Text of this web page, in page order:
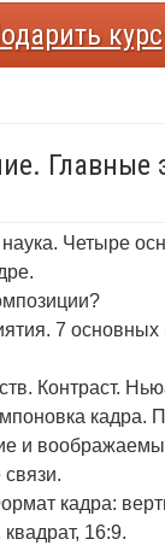
курс
Главные
Четыре
7 основных
Контраст.
кадра.
и
кадра:
16:9.